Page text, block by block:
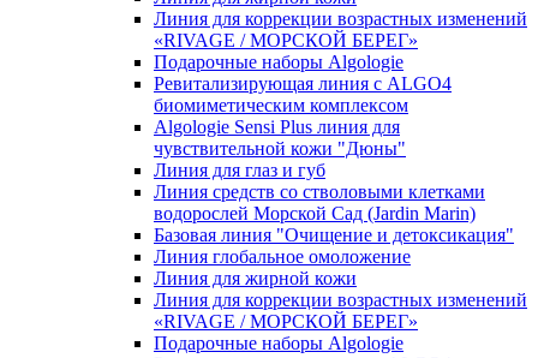
Линия для коррекции возрастных изменений
«RIVAGE / МОРСКОЙ БЕРЕГ»
Подарочные наборы Algologie
Ревитализирующая линия с ALGO4
биомиметическим комплексом
Algologie Sensi Plus линия для
чувcтвительной кожи "Дюны"
Линия для глаз и губ
Линия средств со стволовыми клетками
водорослей Морской Сад (Jardin Marin)
Базовая линия "Очищение и детоксикация"
Линия глобальное омоложение
Линия для жирной кожи
Линия для коррекции возрастных изменений
«RIVAGE / МОРСКОЙ БЕРЕГ»
Подарочные наборы Algologie